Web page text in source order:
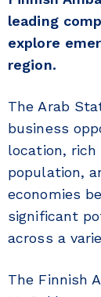
leading
explore
region.
The Arab
business
location,
population,
economies
significant
across a
The Finnish